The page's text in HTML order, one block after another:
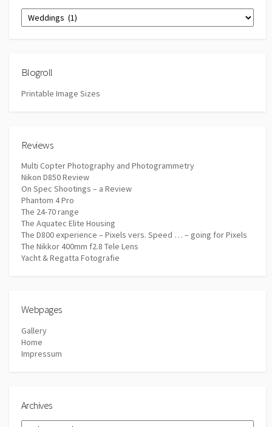
Categories
Blogroll
Printable Image Sizes
Reviews
Multi Copter Photography and Photogrammetry
Nikon D850 Review
On Spec Shootings – a Review
Phantom 4 Pro
The 24-70 range
The Aquatec Elite Housing
The D800 experience – Pixels vers. Speed … – going for Pixels
The Nikkor 400mm f2.8 Tele Lens
Yacht & Regatta Fotografie
Webpages
Gallery
Home
Impressum
Archives